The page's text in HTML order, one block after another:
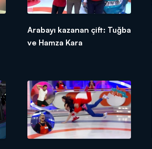
Arabayı kazanan çift: Tuğba
ve Hamza Kara